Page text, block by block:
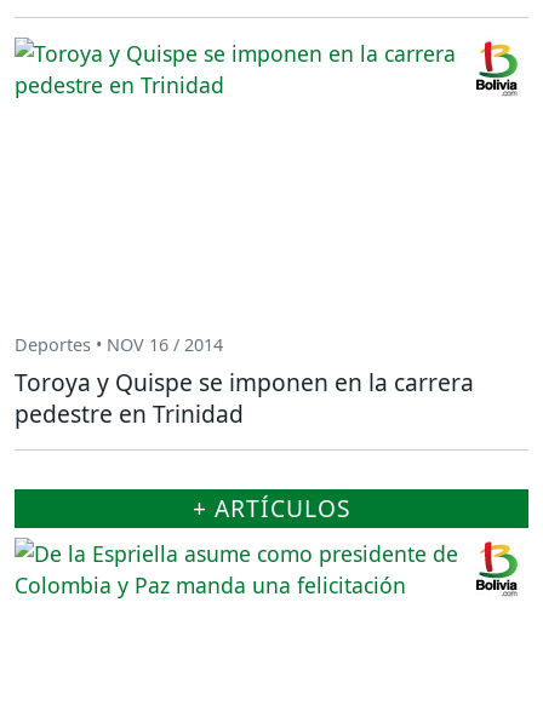
Deportes • NOV 16 / 2014
Toroya y Quispe se imponen en la carrera
pedestre en Trinidad
+ ARTÍCULOS